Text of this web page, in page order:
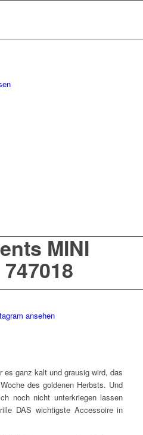
MINI
ansehen
es ganz kalt und grausig wird, das
des goldenen Herbsts. Und
noch nicht unterkriegen lassen
DAS wichtigste Accessoire in